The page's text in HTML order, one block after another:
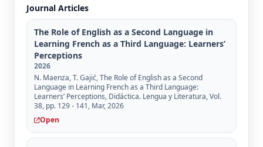
Journal Articles
The Role of English as a Second Language in
Learning French as a Third Language: Learners’
Perceptions
2026
N. Maenza, T. Gajić, The Role of English as a Second
Language in Learning French as a Third Language:
Learners’ Perceptions, Didáctica. Lengua y Literatura, Vol.
38, pp. 129 - 141, Mar, 2026
Open